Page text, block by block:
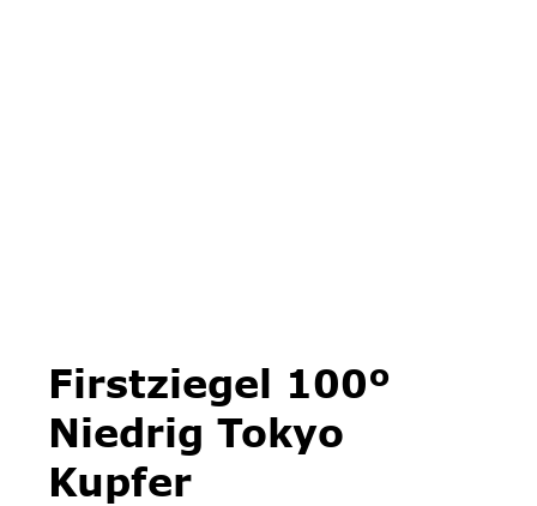
Firstziegel 100º
Niedrig Tokyo
Kupfer